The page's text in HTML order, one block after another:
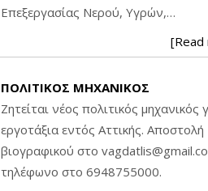
Επεξεργασίας Νερού, Υγρών,…
[Read
ΠΟΛΙΤΙΚΟΣ ΜΗΧΑΝΙΚΟΣ
Ζητείται νέος πολιτικός μηχανικός
εργοτάξια εντός Αττικής. Αποστολή
βιογραφικού στο
τηλέφωνο στο 6948755000.
Διάρκεια: 8
Εισηγητής:
Τιμή από: